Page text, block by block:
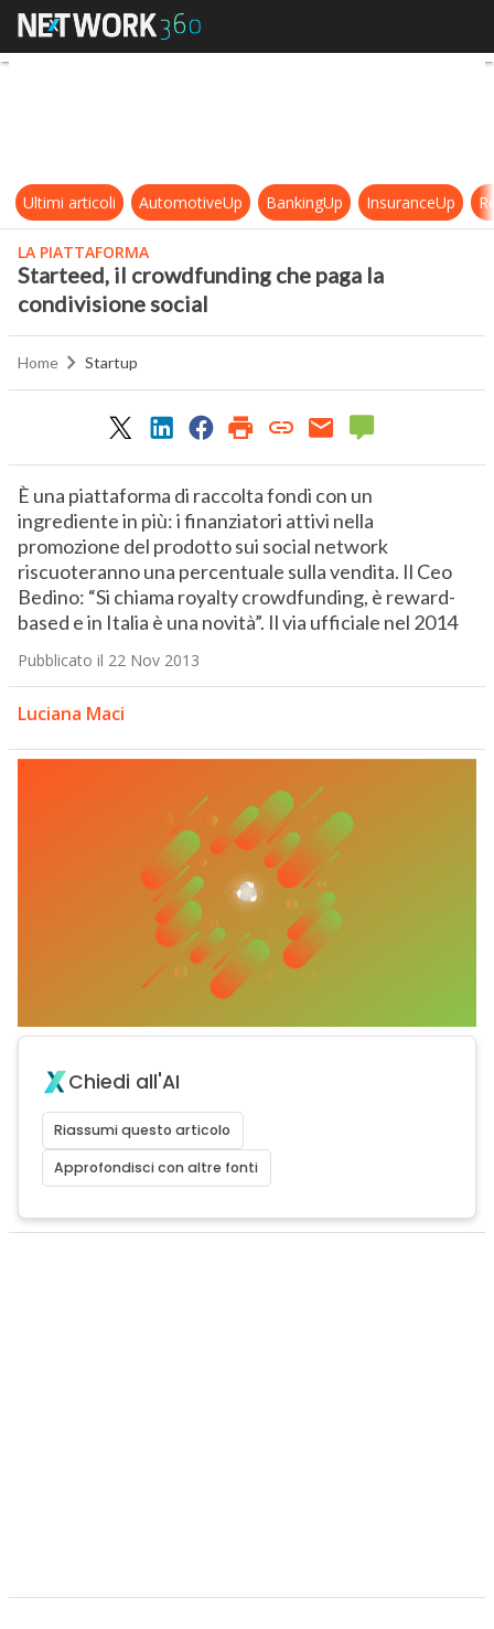
Starteed, il crowdfunding che
Ultimi articoli AutomotiveUp BankingUp InsuranceUp
LA PIATTAFORMA
Starteed, il crowdfunding che paga la
condivisione social
Home Startup
È una piattaforma di raccolta fondi con un
ingrediente in più: i finanziatori attivi nella
promozione del prodotto sui social network
riscuoteranno una percentuale sulla vendita. Il Ceo
Bedino: “Si chiama royalty crowdfunding, è reward-
based e in Italia è una novità”. Il via ufficiale nel 2014
Pubblicato il 22 Nov 2013
Luciana Maci
Chiedi all'AI
Riassumi questo articolo
Approfondisci con altre fonti